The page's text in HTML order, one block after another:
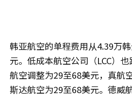
韩亚航空的单程费用从4.39万
元。低成本航空公司（LCC）
航空调整为29至68美元，真航
斯达航空为29至68美元。德威